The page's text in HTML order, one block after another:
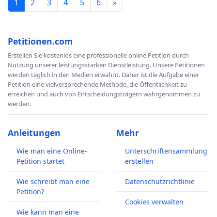
1 2 3 4 5 6 »
Petitionen.com
Erstellen Sie kostenlos eine professionelle online Petition durch
Nutzung unserer leistungsstarken Dienstleistung. Unsere Petitionen
werden täglich in den Medien erwähnt. Daher ist die Aufgabe einer
Petition eine vielversprechende Methode, die Öffentlichkeit zu
erreichen und auch von Entscheidungsträgern wahrgenommen zu
werden.
Anleitungen
Wie man eine Online-
Petition startet
Wie schreibt man eine
Petition?
Wie kann man eine
Mehr
Unterschriftensammlung
erstellen
Datenschutzrichtlinie
Cookies verwalten